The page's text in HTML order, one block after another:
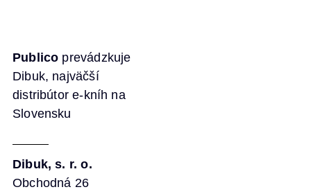
Publico prevádzkuje
Dibuk, najväčší
distribútor e-kníh na
Slovensku
Dibuk, s. r. o.
Obchodná 26